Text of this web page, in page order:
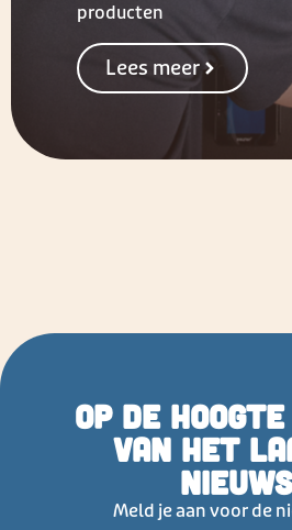
producten
Lees meer
Op de
van het
Meld je aan voor de